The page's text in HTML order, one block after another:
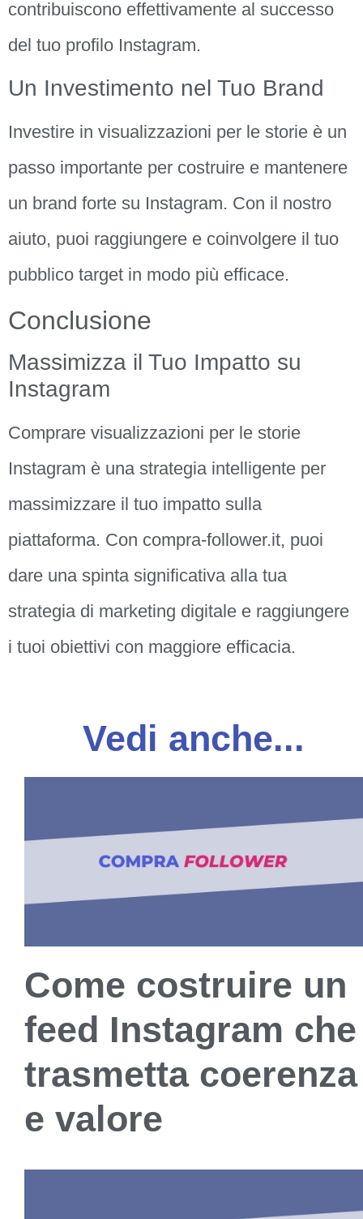
contribuiscono effettivamente al successo
del tuo profilo Instagram.
Un Investimento nel Tuo Brand
Investire in visualizzazioni per le storie è un
passo importante per costruire e mantenere
un brand forte su Instagram. Con il nostro
aiuto, puoi raggiungere e coinvolgere il tuo
pubblico target in modo più efficace.
Conclusione
Massimizza il Tuo Impatto su
Instagram
Comprare visualizzazioni per le storie
Instagram è una strategia intelligente per
massimizzare il tuo impatto sulla
piattaforma. Con compra-follower.it, puoi
dare una spinta significativa alla tua
strategia di marketing digitale e raggiungere
i tuoi obiettivi con maggiore efficacia.
Vedi anche...
Come costruire un
feed Instagram che
trasmetta coerenza
e valore